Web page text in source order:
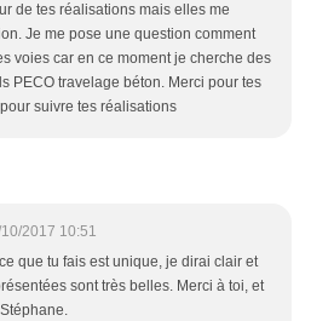
de tes réalisations mais elles me
Je me pose une question comment
voies car en ce moment je cherche des
PECO travelage béton. Merci pour tes
suivre tes réalisations
2017 10:51
que tu fais est unique, je dirai clair et
sont très belles. Merci à toi, et